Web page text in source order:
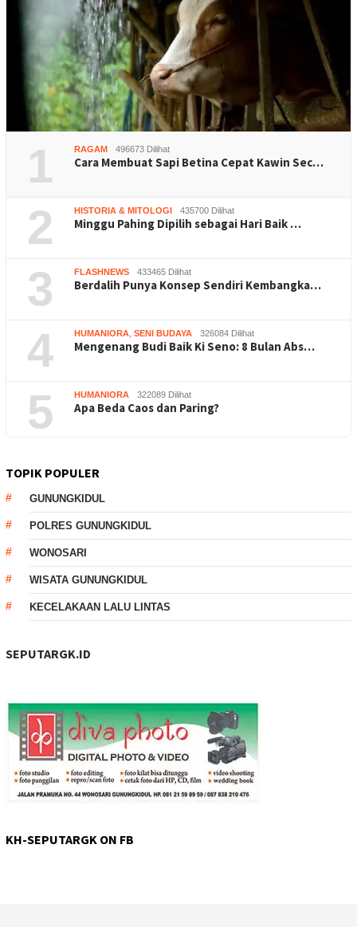
1 RAGAM 496673 Dilihat
Cara Membuat Sapi Betina Cepat Kawin Sec…
2 HISTORIA & MITOLOGI 435700 Dilihat
Minggu Pahing Dipilih sebagai Hari Baik …
3 FLASHNEWS 433465 Dilihat
Berdalih Punya Konsep Sendiri Kembangka…
4 HUMANIORA SENI BUDAYA 326084 Dilihat
Mengenang Budi Baik Ki Seno: 8 Bulan Abs…
5 HUMANIORA 322089 Dilihat
Apa Beda Caos dan Paring?
TOPIK POPULER
GUNUNGKIDUL
POLRES GUNUNGKIDUL
WONOSARI
WISATA GUNUNGKIDUL
KECELAKAAN LALU LINTAS
SEPUTARGK.ID
KH-SEPUTARGK ON FB